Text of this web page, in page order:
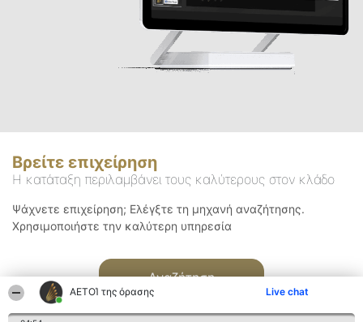
ΑΕΤΟΊ της όρασης Live chat
Βρείτε επιχείρηση
Η κατάταξη περιλαμβάνει τους καλύτερους στον κλάδο
Ψάχνετε επιχείρηση; Ελέγξτε τη μηχανή αναζήτησης.
Χρησιμοποιήστε την καλύτερη υπηρεσία
Αναζήτηση